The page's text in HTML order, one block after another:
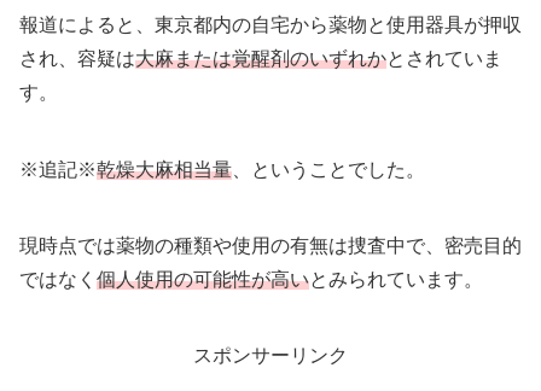
報道によると、東京都内の自宅から薬物と使用器具が押収
され、容疑は大麻または覚醒剤のいずれかとされていま
す。
※追記※乾燥大麻相当量 、ということでした。
現時点では薬物の種類や使用の有無は捜査中で、密売目的
ではなく 個人使用の可能性が高いとみられています。
スポンサーリンク